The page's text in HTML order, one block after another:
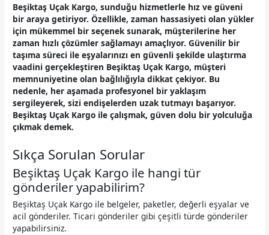
Beşiktaş Uçak Kargo, sunduğu hizmetlerle hız ve güveni
bir araya getiriyor. Özellikle, zaman hassasiyeti olan yükler
için mükemmel bir seçenek sunarak, müşterilerine her
zaman hızlı çözümler sağlamayı amaçlıyor. Güvenilir bir
taşıma süreci ile eşyalarınızı en güvenli şekilde ulaştırma
vaadini gerçekleştiren Beşiktaş Uçak Kargo, müşteri
memnuniyetine olan bağlılığıyla dikkat çekiyor. Bu
nedenle, her aşamada profesyonel bir yaklaşım
sergileyerek, sizi endişelerden uzak tutmayı başarıyor.
Beşiktaş Uçak Kargo ile çalışmak, güven dolu bir yolculuğa
çıkmak demek.
Sıkça Sorulan Sorular
Beşiktaş Uçak Kargo ile hangi tür
gönderiler yapabilirim?
Beşiktaş Uçak Kargo ile belgeler, paketler, değerli eşyalar ve
acil gönderiler. Ticari gönderiler gibi çeşitli türde gönderiler
yapabilirsiniz.